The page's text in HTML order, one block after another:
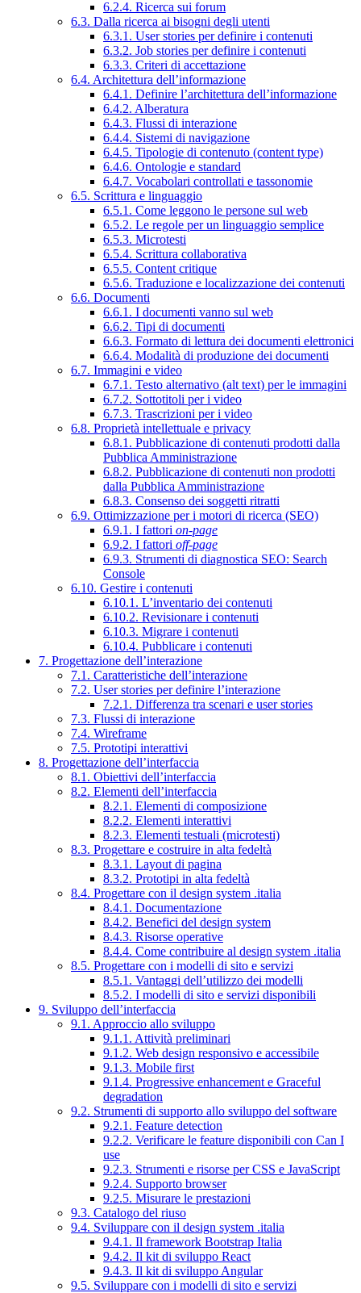
6.2.4. Ricerca sui forum
6.3. Dalla ricerca ai bisogni degli utenti
6.3.1. User stories per definire i contenuti
6.3.2. Job stories per definire i contenuti
6.3.3. Criteri di accettazione
6.4. Architettura dell’informazione
6.4.1. Definire l’architettura dell’informazione
6.4.2. Alberatura
6.4.3. Flussi di interazione
6.4.4. Sistemi di navigazione
6.4.5. Tipologie di contenuto (content type)
6.4.6. Ontologie e standard
6.4.7. Vocabolari controllati e tassonomie
6.5. Scrittura e linguaggio
6.5.1. Come leggono le persone sul web
6.5.2. Le regole per un linguaggio semplice
6.5.3. Microtesti
6.5.4. Scrittura collaborativa
6.5.5. Content critique
6.5.6. Traduzione e localizzazione dei contenuti
6.6. Documenti
6.6.1. I documenti vanno sul web
6.6.2. Tipi di documenti
6.6.3. Formato di lettura dei documenti elettronici
6.6.4. Modalità di produzione dei documenti
6.7. Immagini e video
6.7.1. Testo alternativo (alt text) per le immagini
6.7.2. Sottotitoli per i video
6.7.3. Trascrizioni per i video
6.8. Proprietà intellettuale e privacy
6.8.1. Pubblicazione di contenuti prodotti dalla
Pubblica Amministrazione
6.8.2. Pubblicazione di contenuti non prodotti
dalla Pubblica Amministrazione
6.8.3. Consenso dei soggetti ritratti
6.9. Ottimizzazione per i motori di ricerca (SEO)
6.9.1. I fattori on-page
6.9.2. I fattori off-page
6.9.3. Strumenti di diagnostica SEO: Search
Console
6.10. Gestire i contenuti
6.10.1. L’inventario dei contenuti
6.10.2. Revisionare i contenuti
6.10.3. Migrare i contenuti
6.10.4. Pubblicare i contenuti
7. Progettazione dell’interazione
7.1. Caratteristiche dell’interazione
7.2. User stories per definire l’interazione
7.2.1. Differenza tra scenari e user stories
7.3. Flussi di interazione
7.4. Wireframe
7.5. Prototipi interattivi
8. Progettazione dell’interfaccia
8.1. Obiettivi dell’interfaccia
8.2. Elementi dell’interfaccia
8.2.1. Elementi di composizione
8.2.2. Elementi interattivi
8.2.3. Elementi testuali (microtesti)
8.3. Progettare e costruire in alta fedeltà
8.3.1. Layout di pagina
8.3.2. Prototipi in alta fedeltà
8.4. Progettare con il design system .italia
8.4.1. Documentazione
8.4.2. Benefici del design system
8.4.3. Risorse operative
8.4.4. Come contribuire al design system .italia
8.5. Progettare con i modelli di sito e servizi
8.5.1. Vantaggi dell’utilizzo dei modelli
8.5.2. I modelli di sito e servizi disponibili
9. Sviluppo dell’interfaccia
9.1. Approccio allo sviluppo
9.1.1. Attività preliminari
9.1.2. Web design responsivo e accessibile
9.1.3. Mobile first
9.1.4. Progressive enhancement e Graceful
degradation
9.2. Strumenti di supporto allo sviluppo del software
9.2.1. Feature detection
9.2.2. Verificare le feature disponibili con Can I
use
9.2.3. Strumenti e risorse per CSS e JavaScript
9.2.4. Supporto browser
9.2.5. Misurare le prestazioni
9.3. Catalogo del riuso
9.4. Sviluppare con il design system .italia
9.4.1. Il framework Bootstrap Italia
9.4.2. Il kit di sviluppo React
9.4.3. Il kit di sviluppo Angular
9.5. Sviluppare con i modelli di sito e servizi